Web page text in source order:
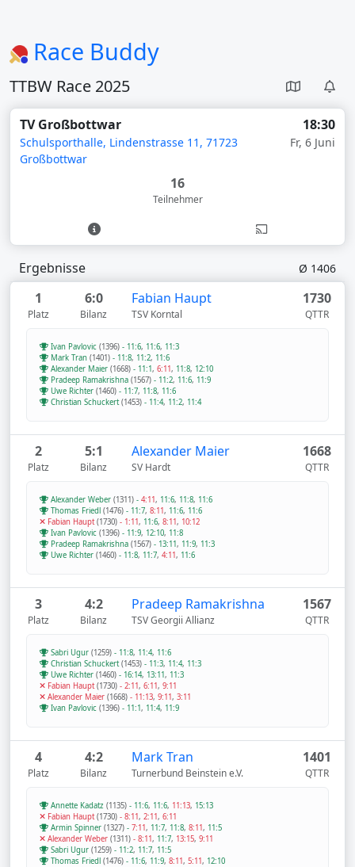
Race Buddy
TTBW Race 2025
TV Großbottwar
Schulsporthalle, Lindenstrasse 11, 71723
Großbottwar
18:30
Fr, 6 Juni
16
Teilnehmer
Ergebnisse Ø 1406
1
Platz
6:0
Bilanz
Fabian Haupt
TSV Korntal
1730
QTTR
Ivan Pavlovic (1396) - 11:6, 11:6, 11:3
Mark Tran (1401) - 11:8, 11:2, 11:6
Alexander Maier (1668) - 11:1, 6:11, 11:8, 12:10
Pradeep Ramakrishna (1567) - 11:2, 11:6, 11:9
Uwe Richter (1460) - 11:7, 11:8, 11:6
Christian Schuckert(1453) - 11:4, 11:2, 11:4
2
Platz
5:1
Bilanz
Alexander Maier
SV Hardt
1668
QTTR
Alexander Weber (1311) - 4:11, 11:6, 11:8, 11:6
Thomas Friedl (1476) - 11:7, 8:11, 11:6, 11:6
Fabian Haupt(1730) - 1:11, 11:6, 8:11, 10:12
Ivan Pavlovic (1396) - 11:9, 12:10, 11:8
Pradeep Ramakrishna (1567) - 13:11, 11:9, 11:3
Uwe Richter (1460) - 11:8, 11:7, 4:11, 11:6
3
Platz
4:2
Bilanz
Pradeep Ramakrishna
TSV Georgii Allianz
1567
QTTR
Sabri Ugur (1259) - 11:8, 11:4, 11:6
Christian Schuckert(1453) - 11:3, 11:4, 11:3
Uwe Richter (1460) - 16:14, 13:11, 11:3
Fabian Haupt(1730) - 2:11, 6:11, 9:11
Alexander Maier (1668) - 11:13, 9:11, 3:11
Ivan Pavlovic (1396) - 11:1, 11:4, 11:9
4
Platz
4:2
Bilanz
Mark Tran
Turnerbund Beinstein e.V.
1401
QTTR
Annette Kadatz (1135) - 11:6, 11:6, 11:13, 15:13
Fabian Haupt(1730) - 8:11, 2:11, 6:11
Armin Spinner (1327) - 7:11, 11:7, 11:8, 8:11, 11:5
Alexander Weber (1311) - 8:11, 11:7, 13:15, 9:11
Sabri Ugur (1259) - 11:2, 11:7, 11:5
Thomas Friedl (1476) - 11:6, 11:9, 8:11, 5:11, 12:10